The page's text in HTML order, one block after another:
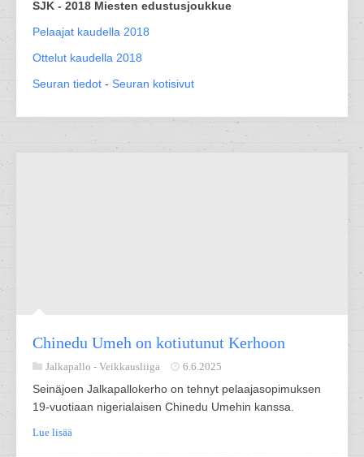
SJK - 2018 Miesten edustusjoukkue
Pelaajat kaudella 2018
Ottelut kaudella 2018
Seuran tiedot - Seuran kotisivut
Chinedu Umeh on kotiutunut Kerhoon
Jalkapallo - Veikkausliiga 6.6.2025
Seinäjoen Jalkapallokerho on tehnyt pelaajasopimuksen
19-vuotiaan nigerialaisen Chinedu Umehin kanssa.
Lue lisää